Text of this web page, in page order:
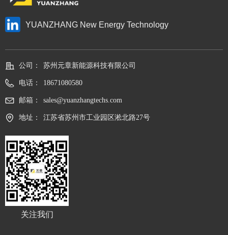
公司： 苏州元章新能源科技有限公司
电话： 18671080580
邮箱： sales@yuanzhangtechs.com
地址： 江苏省苏州市工业园区淞北路27号
关注我们
YUANZHANG New Energy Technology